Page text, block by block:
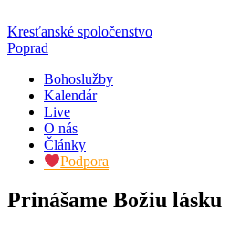
Kresťanské spoločenstvo
Poprad
Bohoslužby
Kalendár
Live
O nás
Články
Podpora
Prinášame Božiu lásku